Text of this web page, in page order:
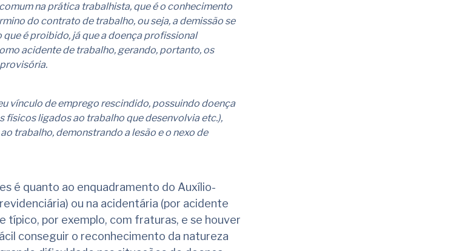
na prática trabalhista, que é o conhecimento
do contrato de trabalho, ou seja, a demissão se
é proibido, já que a doença profissional
acidente de trabalho, gerando, portanto, os
vínculo de emprego rescindido, possuindo doença
físicos ligados ao trabalho que desenvolvia etc.),
trabalho, demonstrando a lesão e o nexo de
é quanto ao enquadramento do Auxílio-
ou na acidentária (por acidente
típico, por exemplo, com fraturas, e se houver
conseguir o reconhecimento da natureza